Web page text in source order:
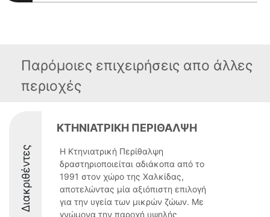
Παρόμοιες επιχειρήσεις απο άλλες
περιοχές
Διακριθέντες
ΚΤΗΝΙΑΤΡΙΚΗ ΠΕΡΙΘΑΛΨΗ
Η Κτηνιατρική Περίθαλψη
δραστηριοποιείται αδιάκοπα από το
1991 στον χώρο της Χαλκίδας,
αποτελώντας μία αξιόπιστη επιλογή
για την υγεία των μικρών ζώων. Με
γνώμονα την παροχή υψηλής